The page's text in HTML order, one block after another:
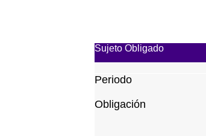
Sujeto Obligado
Periodo
Obligación